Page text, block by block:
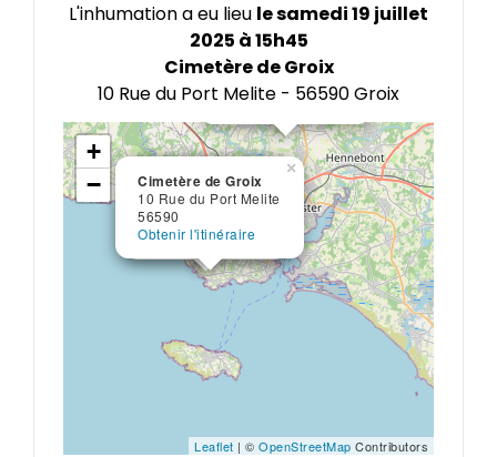
L'inhumation a eu lieu le samedi 19 juillet
2025 à 15h45
Cimetère de Groix
10 Rue du Port Melite - 56590 Groix
Hopital Du Scorff
5 Avenue Choiseul
Obtenir l'itinéraire
Église Saint-Tudy
Place de l'Église
56590
Obtenir l'itinéraire
Cimetère de Groix
10 Rue du Port Melite
56590
Obtenir l'itinéraire
×
+
−
Leaflet | © OpenStreetMap Contributors